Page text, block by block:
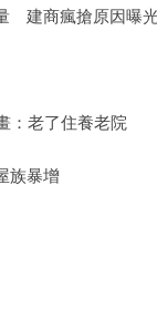
建商瘋搶原因曝
：老了住養老院
族暴增